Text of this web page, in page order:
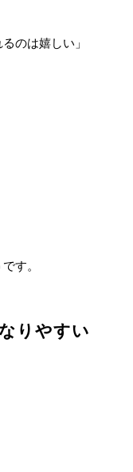
のは嬉しい」
す。
りやすい